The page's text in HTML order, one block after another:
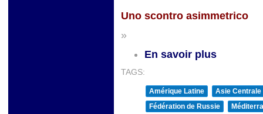
Uno scontro asimmetrico
»
En savoir plus
TAGS:
Amérique Latine
Asie Centrale
Fédération de Russie